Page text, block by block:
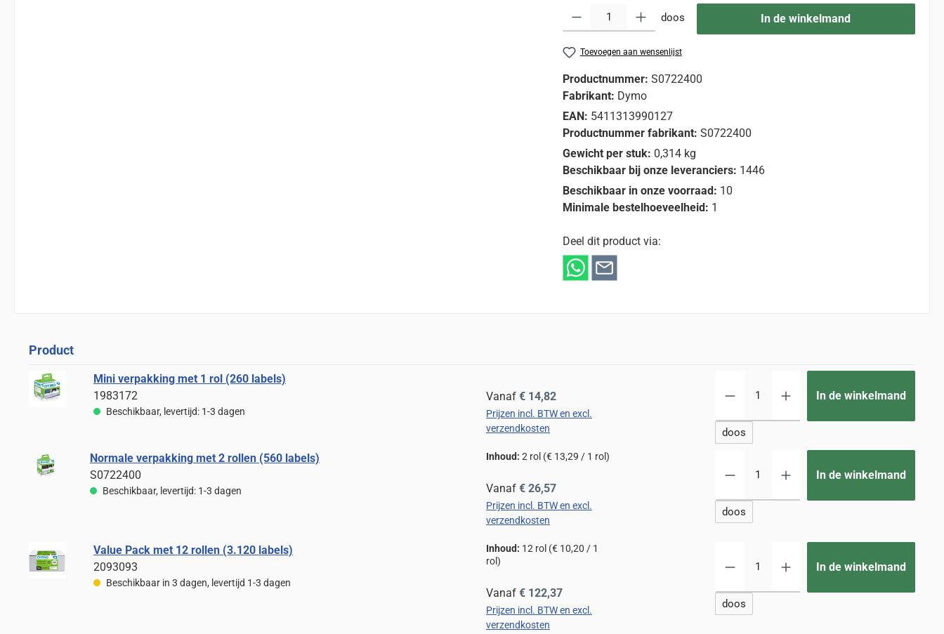
Producthoeveelheid: Voer de gewenste hoeveelheid in of gebruik de knoppen om de
doos In de winkelmand
Toevoegen aan wensenlijst
Productnummer: S0722400
Fabrikant: Dymo
EAN: 5411313990127
Productnummer fabrikant: S0722400
Gewicht per stuk: 0,314 kg
Beschikbaar bij onze leveranciers: 1446
Beschikbaar in onze voorraad: 10
Minimale bestelhoeveelheid: 1
Deel dit product via:
Product
Mini verpakking met 1 rol (260 labels)
1983172
Beschikbaar, levertijd: 1-3 dagen
Normale prijs:
Vanaf € 14,82
Prijzen incl. BTW en excl.
verzendkosten
doos
In de winkelmand
Normale verpakking met 2 rollen (560 labels)
S0722400
Beschikbaar, levertijd: 1-3 dagen
Inhoud: 2 rol (€ 13,29 / 1 rol)
Normale prijs:
Vanaf € 26,57
Prijzen incl. BTW en excl.
verzendkosten
doos
In de winkelmand
Value Pack met 12 rollen (3.120 labels)
2093093
Beschikbaar in 3 dagen, levertijd 1-3 dagen
Inhoud: 12 rol (€ 10,20 / 1
rol)
Normale prijs:
Vanaf € 122,37
Prijzen incl. BTW en excl.
verzendkosten
doos
In de winkelmand